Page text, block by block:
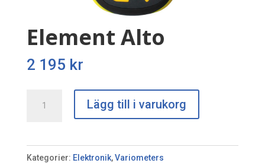
Element Alto
2 195 kr
Lägg till i varukorg
Kategorier: Elektronik,Variometers